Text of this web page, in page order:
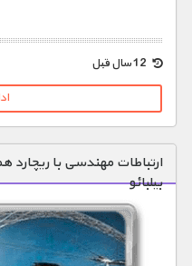
1900 تومان – خريد لينک دانلود (افزودن به سبد خريد)
ارتباطات مهندسی با
بیلبائو‬‎